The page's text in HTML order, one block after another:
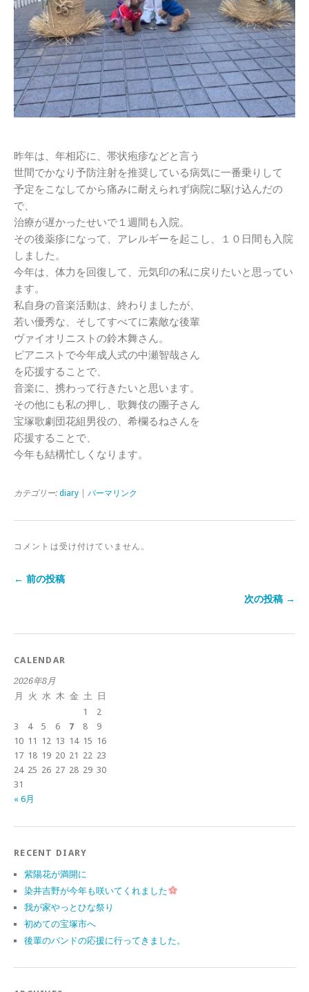
昨年は、年相応に、帯状疱疹などと言う
世間でかなり予防注射を推奨している病気に一番乗りして
予定をこなしてから痛みに耐えられず病院に駆け込んだの
で、
治療が遅かったせいで１週間も入院。
その後薬疹になって、アレルギーを起こし、１０日間も入院
しました。
今年は、体力を回復して、元気印の私に戻りたいと思ってい
ます。
私自身の音楽活動は、終わりましたが、
若い優秀な、そしてすべてに素敵な後輩
ヴァイオリニストの鈴木舞さん。
ピアニストで今年成人式の中瀬智哉さん
を応援することで、
音楽に、携わって行きたいと思います。
その他にも私の押し、歌舞伎の團子さん
宝塚歌劇団花組男役の、希欄るねさんを
応援することで、
今年も結構忙しくなります。
カテゴリー: diary パーマリンク
コメントは受け付けていません。
← 前の投稿
次の投稿 →
CALENDAR
2026年8月
月
火 水 木 金 土
日
1
2
3
4 5 6 7 8
9
10 11 12 13 14 15 16
17 18 19 20 21 22 23
24 25 26 27 28 29 30
31
« 6月
RECENT DIARY
紫陽花が満開に
染井吉野が今年も咲いてくれました
我が家やっとひな祭り
初めての宝塚市へ
後輩のバンドの応援に行ってきました。